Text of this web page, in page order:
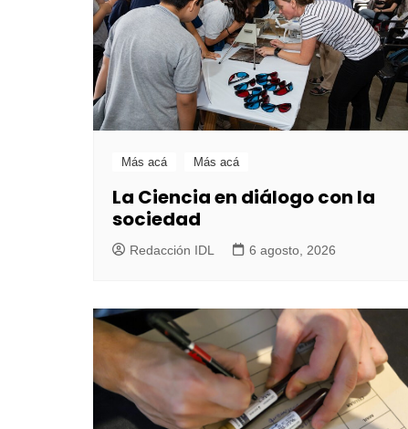
Más acá Más acá
La Ciencia en diálogo con la
sociedad
Redacción IDL 6 agosto, 2026